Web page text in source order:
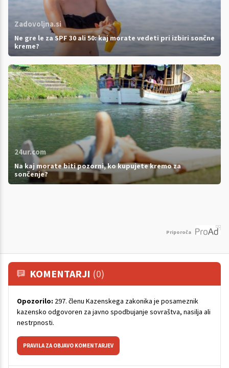
Zadovoljna.si
Ne gre le za SPF 30 ali 50: kaj morate vedeti pri izbiri sončne
kreme?
24ur.com
Na kaj morate biti pozorni, ko kupujete kremo za
sončenje?
Priporoča
KOMENTARJI (0)
Opozorilo: 297. členu Kazenskega zakonika je posameznik
kazensko odgovoren za javno spodbujanje sovraštva, nasilja ali
nestrpnosti.
PRAVILA ZA OBJAVO KOMENTARJEV